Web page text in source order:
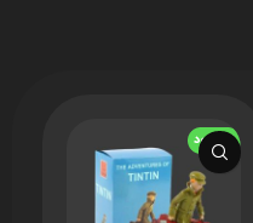
ناموجود